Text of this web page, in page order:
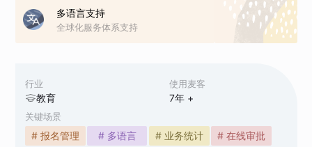
行业
教育
使用麦客
7年 +
关键场景
# 报名管理 # 多语言 # 业务统计
# 在线审批
多语言支持
全球化服务体系支持